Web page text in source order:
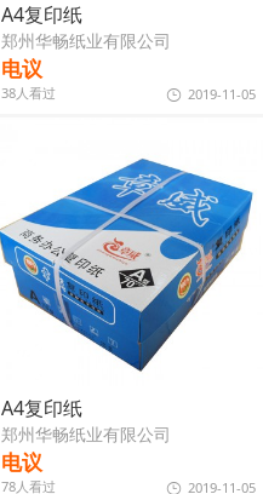
A4复印纸
郑州华畅纸业有限公司
电议
38人看过 2019-11-05
A4复印纸
郑州华畅纸业有限公司
电议
78人看过 2019-11-05